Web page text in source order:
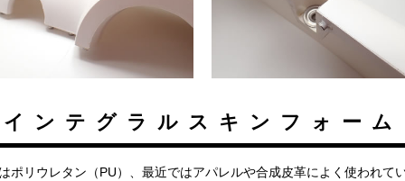
インテグラルスキンフォーム
ポリウレタン（PU）、最近ではアパレルや合成皮革によく使われて